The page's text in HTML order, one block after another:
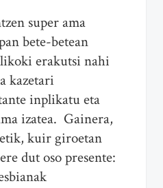
super ama
bete-betean
erakutsi nahi
kazetari
inplikatu eta
izatea. Gainera,
kuir giroetan
dut oso presente: